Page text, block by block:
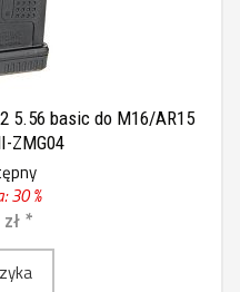
5.56 basic do M16/AR15
ZMG04
30 %
*